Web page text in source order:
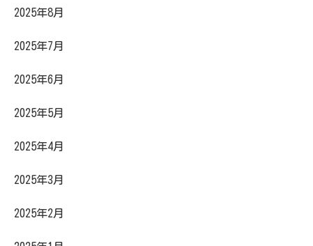
2025年8月
2025年7月
2025年6月
2025年5月
2025年4月
2025年3月
2025年2月